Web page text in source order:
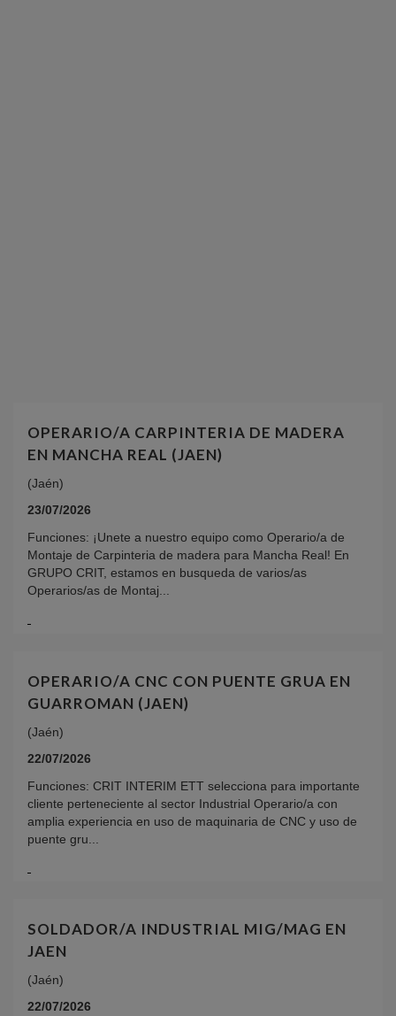
OPERARIO/A CARPINTERIA DE MADERA
EN MANCHA REAL (JAEN)
(Jaén)
23/07/2026
Funciones: ¡Unete a nuestro equipo como Operario/a de
Montaje de Carpinteria de madera para Mancha Real! En
GRUPO CRIT, estamos en busqueda de varios/as
Operarios/as de Montaj...
OPERARIO/A CNC CON PUENTE GRUA EN
GUARROMAN (JAEN)
(Jaén)
22/07/2026
Funciones: CRIT INTERIM ETT selecciona para importante
cliente perteneciente al sector Industrial Operario/a con
amplia experiencia en uso de maquinaria de CNC y uso de
puente gru...
SOLDADOR/A INDUSTRIAL MIG/MAG EN
JAEN
(Jaén)
22/07/2026